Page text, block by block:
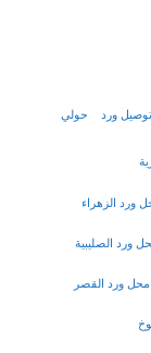
توصيل ورد حولي
ورد الزهراء
ورد الصليبية
محل ورد القصر